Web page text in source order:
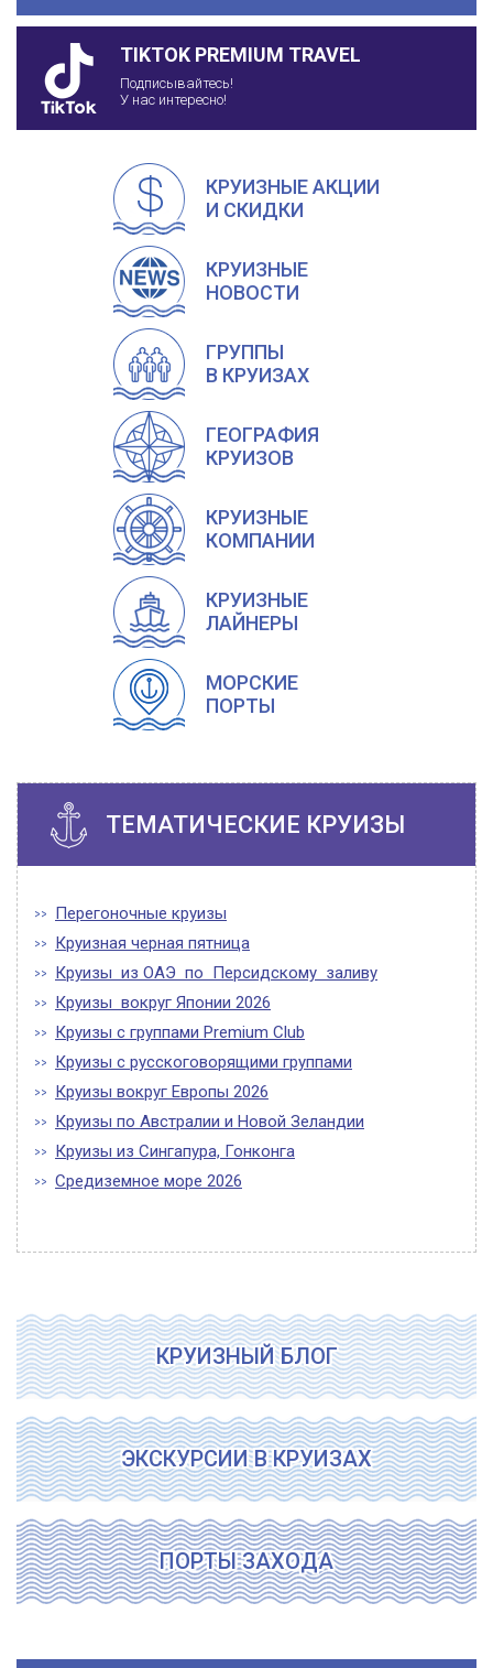
TIKTOK PREMIUM TRAVEL
Подписывайтесь!
У нас интересно!
КРУИЗНЫЕ АКЦИИ
И СКИДКИ
КРУИЗНЫЕ
НОВОСТИ
ГРУППЫ
В КРУИЗАХ
ГЕОГРАФИЯ
КРУИЗОВ
КРУИЗНЫЕ
КОМПАНИИ
КРУИЗНЫЕ
ЛАЙНЕРЫ
МОРСКИЕ
ПОРТЫ
ТЕМАТИЧЕСКИЕ КРУИЗЫ
Перегоночные круизы
Круизная черная пятница
Круизы из ОАЭ по Персидскому заливу
Круизы вокруг Японии 2026
Круизы с группами Premium Club
Круизы с русскоговорящими группами
Круизы вокруг Европы 2026
Круизы по Австралии и Новой Зеландии
Круизы из Сингапура, Гонконга
Средиземное море 2026
КРУИЗНЫЙ БЛОГ
ЭКСКУРСИИ В КРУИЗАХ
ПОРТЫ ЗАХОДА